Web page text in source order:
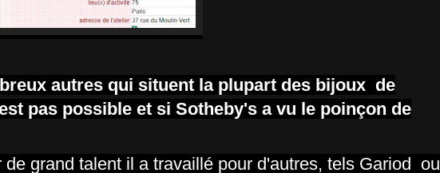
autres qui situent la plupart des bijoux de
pas possible et si Sotheby's a vu le poinçon de
grand talent il a travaillé pour d'autres, tels Gariod ou